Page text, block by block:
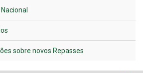
sobre novos Repasses